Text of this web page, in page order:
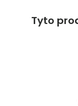
Tyto